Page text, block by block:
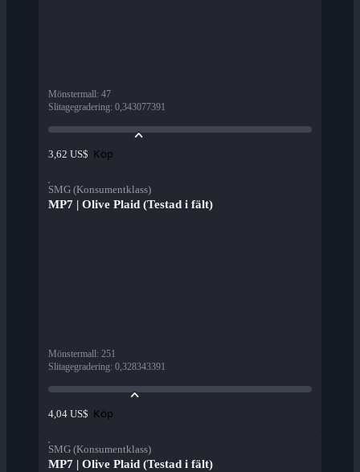
Mönstermall: 47
Slitagegradering: 0,343077391
3,62 US$ Köp
SMG (Konsumentklass)
MP7 | Olive Plaid (Testad i fält)
Mönstermall: 251
Slitagegradering: 0,328343391
4,04 US$ Köp
SMG (Konsumentklass)
MP7 | Olive Plaid (Testad i fält)